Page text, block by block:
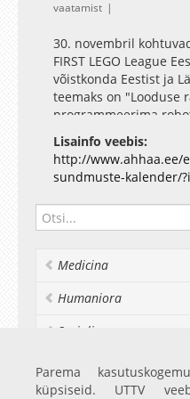
vaatamist
30. novembril
FIRST LEGO League
võistkonda Eestist ja
teemaks on "Looduse
programmeerima
looduskatastroofide
toimetavad inimesteni
abistavad
toimetavad hädaliste
Lisainfo veebis:
http://www.ahhaa.ee/
sundmuste-kalender/
Medicina
Humaniora
Socialia
Realia et naturalia
Parema
küpsiseid. UTTV